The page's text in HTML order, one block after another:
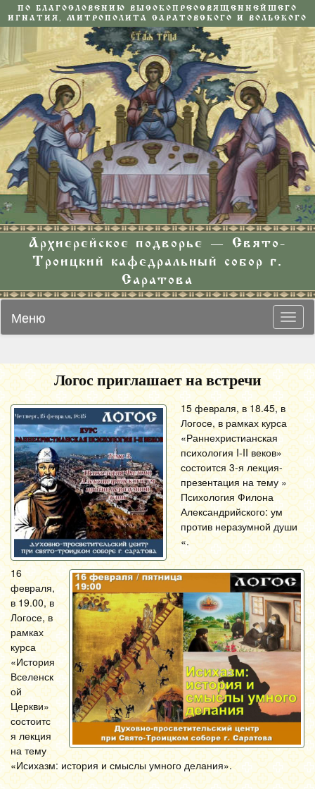
ПО БЛАГОСЛОВЕНИЮ ВЫСОКОПРЕОСВЯЩЕННЕЙШЕГО
ИГНАТИЯ, МИТРОПОЛИТА САРАТОВСКОГО И ВОЛЬСКОГО
Архиерейское подворье — Свято-
Троицкий кафедральный собор г.
Саратова
Меню
Логос приглашает на встречи
15 февраля, в 18.45, в
Логосе, в рамках курса
«Раннехристианская
психология I-II веков»
состоится 3-я лекция-
презентация на тему »
Психология Филона
Александрийского: ум
против неразумной души
«.
16
февраля,
в 19.00, в
Логосе, в
рамках
курса
«История
Вселенск
ой
Церкви»
состоитс
я лекция
на тему
«Исихазм: история и смыслы умного делания».